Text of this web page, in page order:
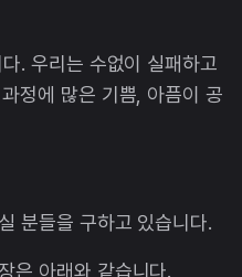
. 우리는 수없이 실패하고
정에 많은 기쁨, 아픔이 공
분들을 구하고 있습니다.
은 아래와 같습니다.